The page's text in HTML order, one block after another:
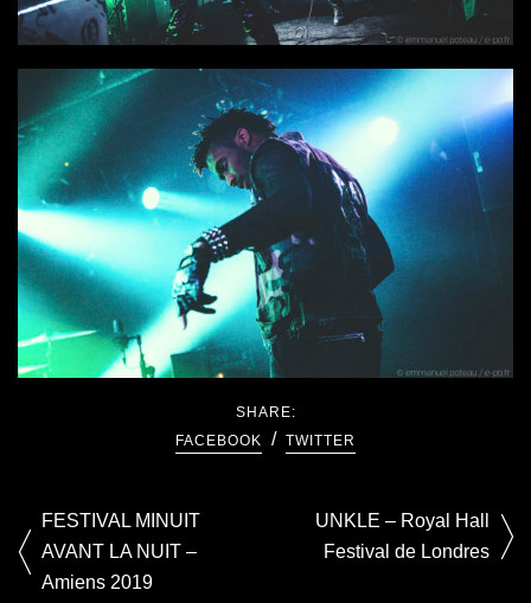
SHARE:
FACEBOOK
TWITTER
FESTIVAL MINUIT
AVANT LA NUIT –
Amiens 2019
UNKLE – Royal Hall
Festival de Londres